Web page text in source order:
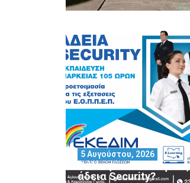
Θέλεις να αποκτήσεις
άδεια Security?
5 Αυγούστου, 2026